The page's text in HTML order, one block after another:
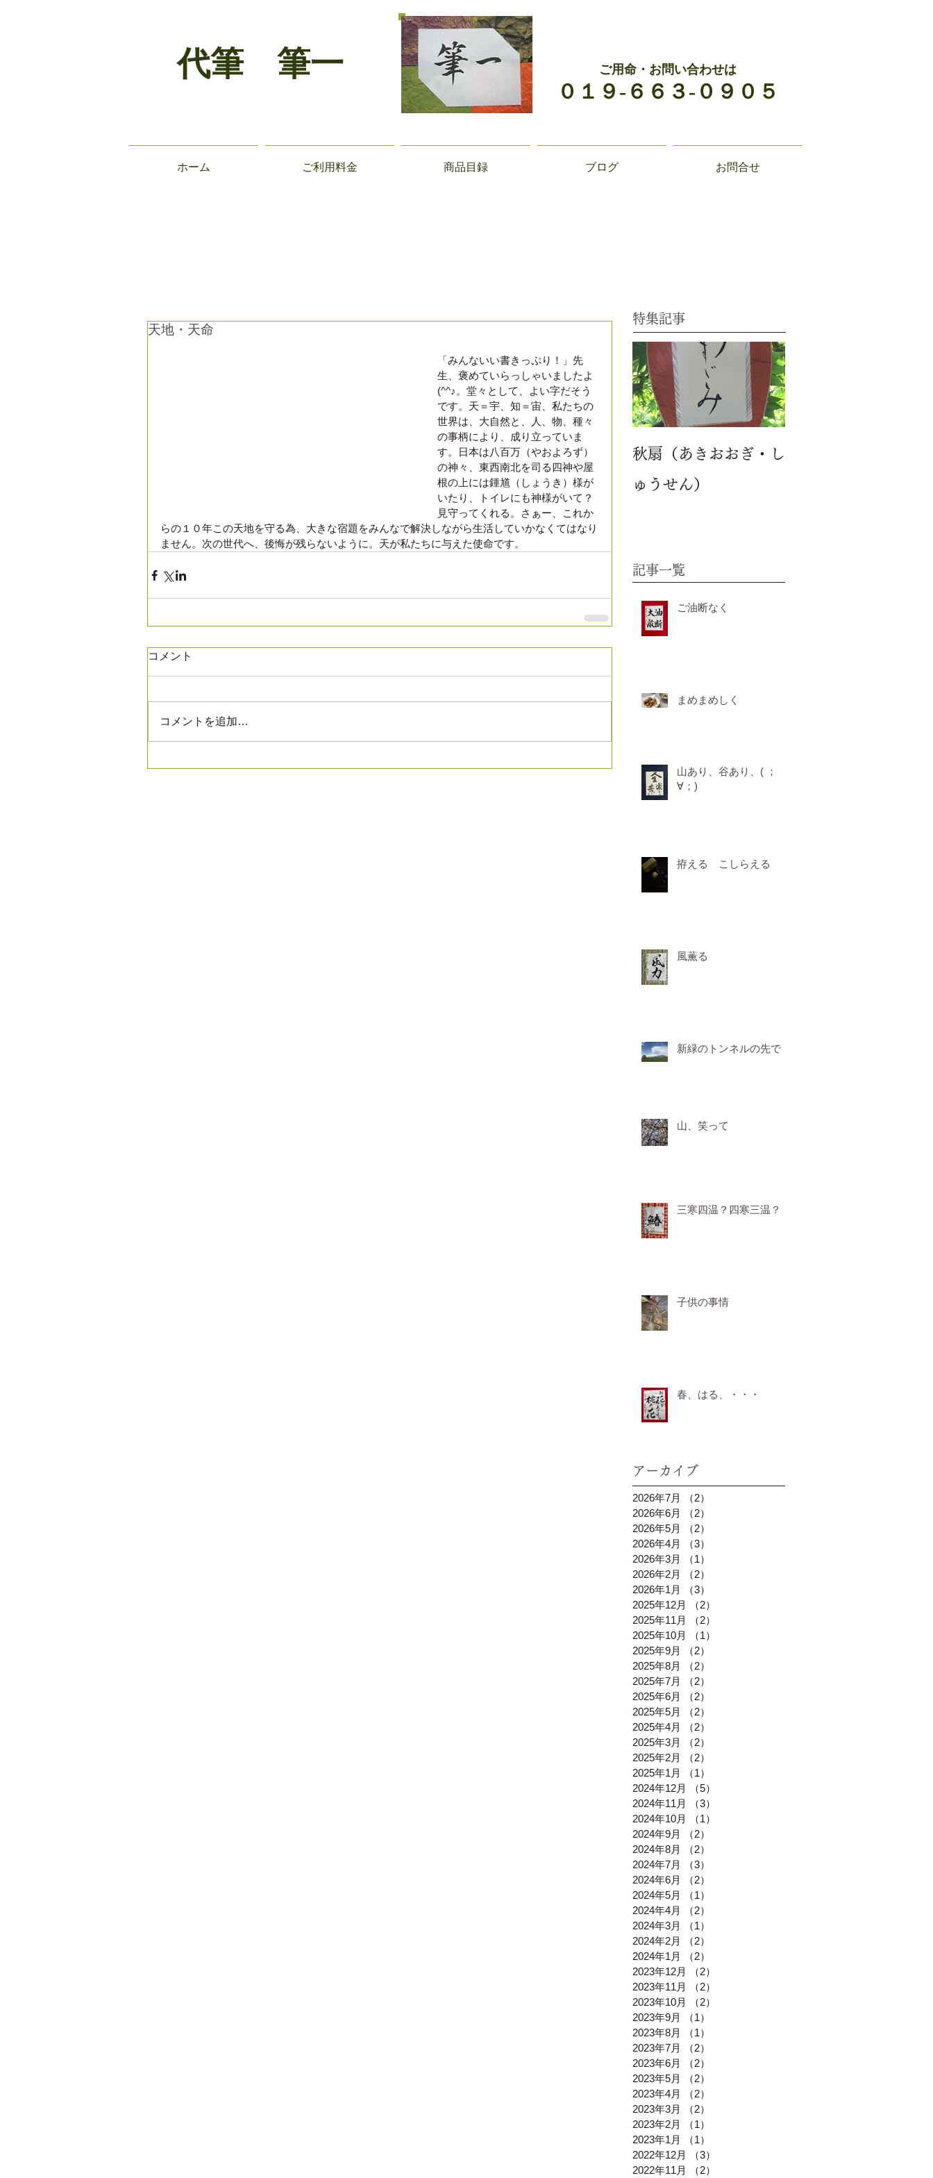
代筆 筆一 ご用命・お問い合わせは
０１９-６６３-０９０５
ホーム ご利用料金 商品目録 ブログ お問合せ
天地・天命
「みんないい書きっぷり！」先
生、褒めていらっしゃいましたよ
(^^♪。堂々として、よい字だそう
です。天＝宇、知＝宙、私たちの
世界は、大自然と、人、物、種々
の事柄により、成り立っていま
す。日本は八百万（やおよろず）
の神々、東西南北を司る四神や屋
根の上には鍾馗（しょうき）様が
いたり、トイレにも神様がいて？
見守ってくれる。さぁー、これか
らの１０年この天地を守る為、大きな宿題をみんなで解決しながら生活していかなくてはなり
ません。次の世代へ、後悔が残らないように。天が私たちに与えた使命です。
コメント
コメントを追加…
特集記事
秋扇（あきおおぎ・し
ゅうせん）
記事一覧
ご油断なく
まめまめしく
山あり、谷あり、( ；
∀；)
拵える こしらえる
風薫る
新緑のトンネルの先で
山、笑って
三寒四温？四寒三温？
子供の事情
春、はる、・・・
アーカイブ
2026年7月 （2）
2026年6月
（2）
2026年5月
（2）
2026年4月
（3）
2026年3月
（1）
2026年2月
（2）
2026年1月
（3）
2025年12月
（2）
2025年11月
（2）
2025年10月
（1）
2025年9月
（2）
2025年8月
（2）
2025年7月
（2）
2025年6月
（2）
2025年5月
（2）
2025年4月
（2）
2025年3月
（2）
2025年2月
（2）
2025年1月
（1）
2024年12月
（5）
2024年11月
（3）
2024年10月
（1）
2024年9月
（2）
2024年8月
（2）
2024年7月
（3）
2024年6月
（2）
2024年5月
（1）
2024年4月
（2）
2024年3月
（1）
2024年2月
（2）
2024年1月
（2）
2023年12月
（2）
2023年11月
（2）
2023年10月
（2）
2023年9月
（1）
2023年8月
（1）
2023年7月
（2）
2023年6月
（2）
2023年5月
（2）
2023年4月
（2）
2023年3月
（2）
2023年2月
（1）
2023年1月
（1）
2022年12月
（3）
2022年11月
（2）